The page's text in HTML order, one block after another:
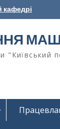
кафедрі